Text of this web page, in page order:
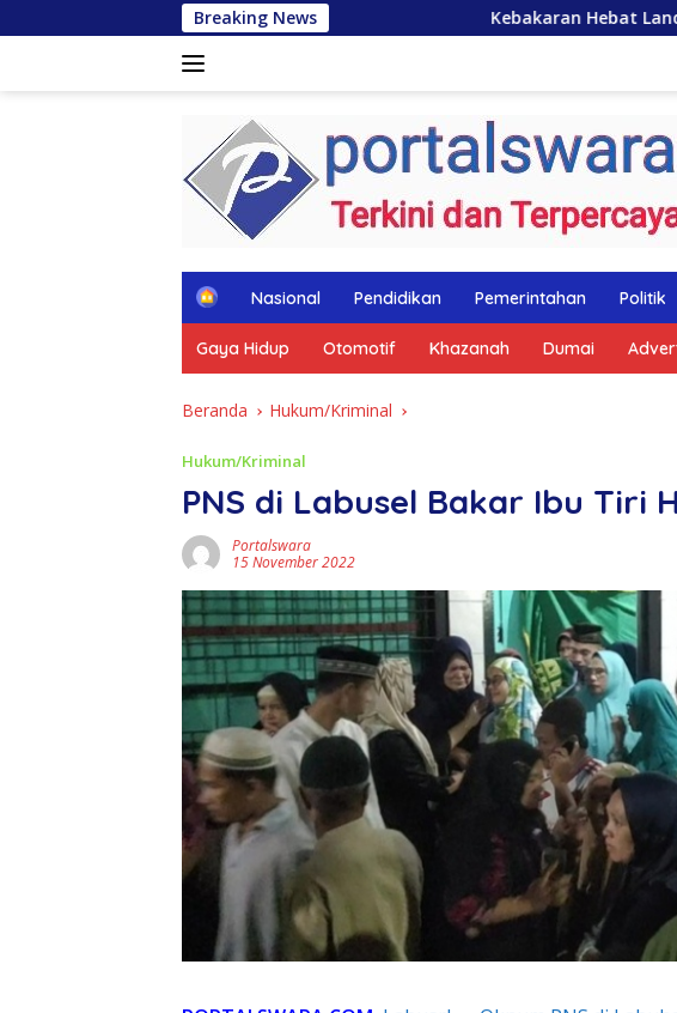
ke
Breaking NewsKebakaran Hebat Landa Kawasan Simpang
H
e
Nasional Pendidikan Pemerintahan Politik
Gaya Hidup Otomotif Khazanah Dumai
Beranda Hukum/Kriminal
Hukum/Kriminal
PNS di Labusel Bakar Ibu Tiri
Portalswara
15 November 2022